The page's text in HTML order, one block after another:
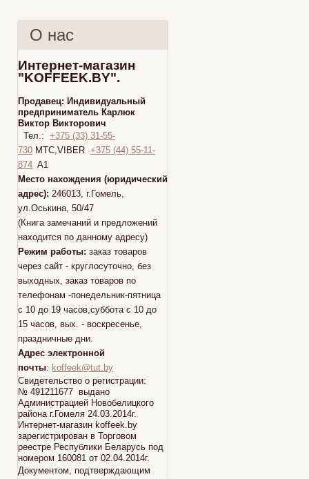
О нас
Интернет-магазин
"KOFFEEK.BY".
Продавец: Индивидуальный
предприниматель Карлюк
Виктор Викторович
Тел.: +375 (33) 31-55-
730 МТС,VIBER +375 (44) 55-11-
874 A1
Место нахождения (юридический
адрес): 246013, г.Гомель,
ул.Оськина, 50/47
(Книга замечаний и предложений
находится по данному адресу)
Режим работы: заказ товаров
через сайт - круглосуточно, без
выходных, заказ товаров по
телефонам -понедельник-пятница
с 10 до 19 часов,суббота с 10 до
15 часов, вых. - воскресенье,
праздничные дни.
Адрес электронной
почты: koffeek@tut.by
Свидетельство о регистрации:
№ 491211677 выдано
Администрацией Новобелицкого
района г.Гомеля 24.03.2014г.
Интернет-магазин koffeek.by
зарегистрирован в Торговом
реестре Республики Беларусь под
номером 160081 от 02.04.2014г.
Документом, подтверждающим